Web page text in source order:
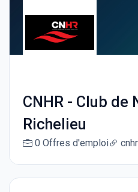
CNHR - Club de
Richelieu
0 Offres d'emploi